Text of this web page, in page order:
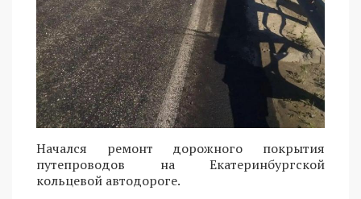
Начался ремонт дорожного покрытия
путепроводов на Екатеринбургской
кольцевой автодороге.